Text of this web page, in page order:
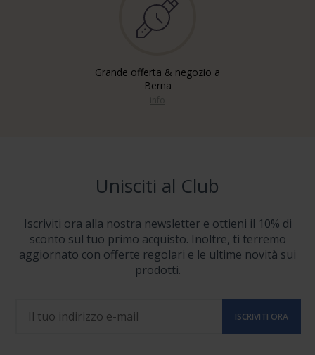
Grande offerta & negozio a
Berna
Unisciti al Club
Iscriviti ora alla nostra newsletter e ottieni il 10% di
sconto sul tuo primo acquisto. Inoltre, ti terremo
aggiornato con offerte regolari e le ultime novità sui
prodotti.